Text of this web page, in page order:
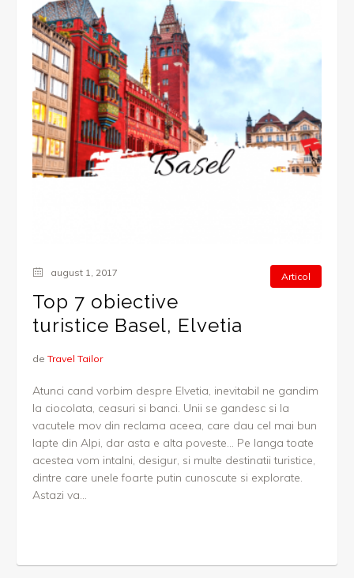
Articol
august 1, 2017
Top 7 obiective
turistice Basel, Elvetia
de Travel Tailor
Atunci cand vorbim despre Elvetia, inevitabil ne gandim
la ciocolata, ceasuri si banci. Unii se gandesc si la
vacutele mov din reclama aceea, care dau cel mai bun
lapte din Alpi, dar asta e alta poveste… Pe langa toate
acestea vom intalni, desigur, si multe destinatii turistice,
dintre care unele foarte putin cunoscute si explorate.
Astazi va...